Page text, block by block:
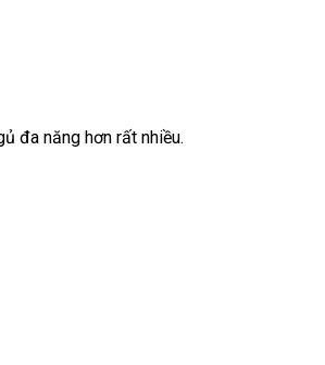
đa năng hơn rất nhiều.